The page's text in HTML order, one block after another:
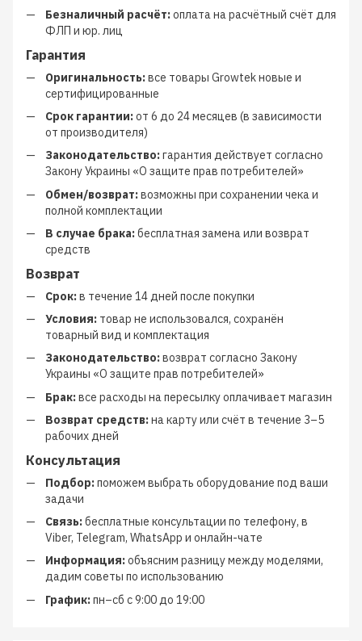
Безналичный расчёт:оплата на расчётный счёт для
ФЛП и юр. лиц
Гарантия
Оригинальность:все товары Growtek новые и
сертифицированные
Срок гарантии:от 6 до 24 месяцев (в зависимости
от производителя)
Законодательство:гарантия действует согласно
Закону Украины «О защите прав потребителей»
Обмен/возврат:возможны при сохранении чека и
полной комплектации
В случае брака:бесплатная замена или возврат
средств
Возврат
Срок:в течение 14 дней после покупки
Условия: товар не использовался, сохранён
товарный вид и комплектация
Законодательство:возврат согласно Закону
Украины «О защите прав потребителей»
Брак:все расходы на пересылку оплачивает магазин
Возврат средств:на карту или счёт в течение 3–5
рабочих дней
Консультация
Подбор:поможем выбрать оборудование под ваши
задачи
Связь:бесплатные консультации по телефону, в
Viber, Telegram, WhatsApp и онлайн-чате
Информация:объясним разницу между моделями,
дадим советы по использованию
График:пн–сб с 9:00 до 19:00